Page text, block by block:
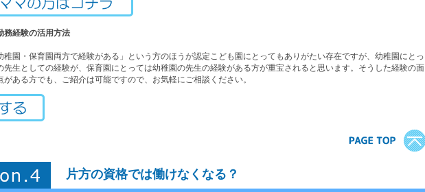
務経験の活用方法
稚園・保育園両方で経験がある」という方のほうが認定こども園にとってもありがたい存在ですが、幼稚園にとっ
先生としての経験が、保育園にとっては幼稚園の先生の経験がある方が重宝されると思います。そうした経験の面
がある方でも、ご紹介は可能ですので、お気軽にご相談ください。
片方の資格では働けなくなる？